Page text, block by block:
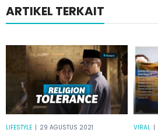
ARTIKEL TERKAIT
LIFESTYLE | 29 AGUSTUS 2021 VIRAL |